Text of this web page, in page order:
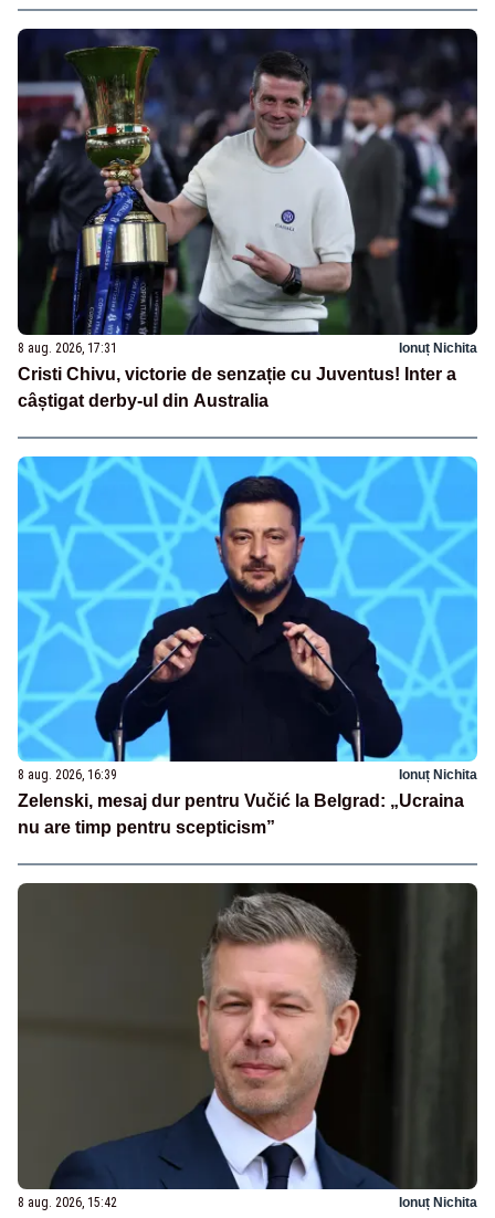
8 aug. 2026, 17:31 Ionuț Nichita
Cristi Chivu, victorie de senzație cu Juventus! Inter a
câștigat derby-ul din Australia
8 aug. 2026, 16:39 Ionuț Nichita
Zelenski, mesaj dur pentru Vučić la Belgrad: „Ucraina
nu are timp pentru scepticism”
8 aug. 2026, 15:42 Ionuț Nichita